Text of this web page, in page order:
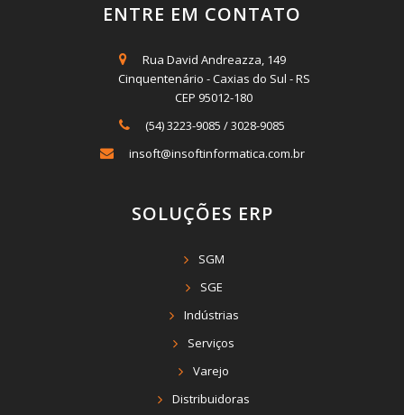
ENTRE EM CONTATO
Rua David Andreazza, 149
Cinquentenário - Caxias do Sul - RS
CEP 95012-180
(54) 3223-9085 /3028-9085
insoft@insoftinformatica.com.br
SOLUÇÕES ERP
SGM
SGE
Indústrias
Serviços
Varejo
Distribuidoras